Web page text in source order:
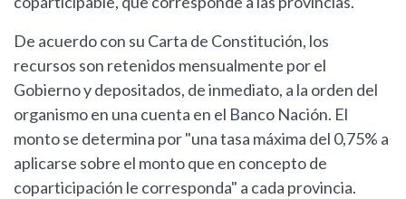
De acuerdo con su Carta de Constitución, los
recursos son retenidos mensualmente por el
Gobierno y depositados, de inmediato, a la orden del
organismo en una cuenta en el Banco Nación. El
monto se determina por "una tasa máxima del 0,75% a
aplicarse sobre el monto que en concepto de
coparticipación le corresponda" a cada provincia.